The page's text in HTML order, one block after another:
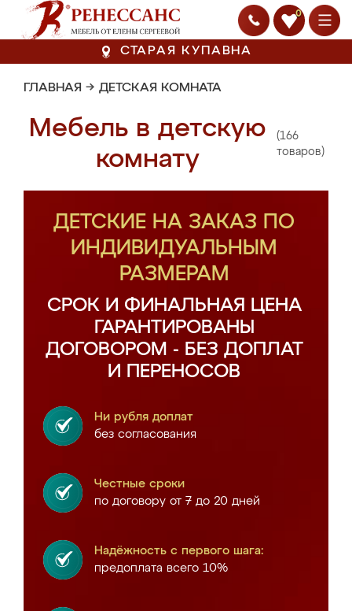
0
СТАРАЯ КУПАВНА
ГЛАВНАЯ → ДЕТСКАЯ КОМНАТА
Мебель в детскую
комнату
(166
товаров)
ДЕТСКИЕ НА ЗАКАЗ ПО
ИНДИВИДУАЛЬНЫМ
РАЗМЕРАМ
СРОК И ФИНАЛЬНАЯ ЦЕНА
ГАРАНТИРОВАНЫ
ДОГОВОРОМ - БЕЗ ДОПЛАТ
И ПЕРЕНОСОВ
Ни рубля доплат
без согласования
Честные сроки
по договору от 7 до 20 дней
Надёжность с первого шага:
предоплата всего 10%